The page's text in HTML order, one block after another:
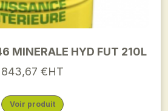
MINERALE HYD FUT 210L
843,67 €HT
Voir produit